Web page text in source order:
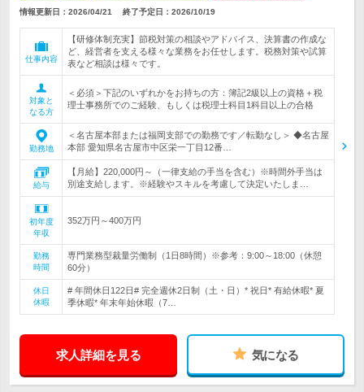
情報更新日：2026/04/21 終了予定日： 2026/10/19
仕事内容
【研修体制充実】節税対策の相談やアドバイス、決算書の作成な
ど、経営者を支える様々な業務をお任せします。税務対策や試算
表など相談は様々です。
対象と
なる方
＜必須＞下記のいずれかをお持ちの方：簿記2級以上の資格＋税
理士事務所でのご経験、もしくは税理士科目1科目以上の合格
勤務地
＜名古屋本部または福岡支部での勤務です／転勤なし＞ ◆名古屋
本部 愛知県名古屋市中区栄一丁目12番…
給与
【月給】220,000円～（一律支給の手当を含む）※時間外手当は
別途支給します。※経験やスキルを考慮して決定いたしま…
初年度
年収
352万円～400万円
勤務
時間
専門業務型裁量労働制（1日8時間）※参考：9:00～18:00（休憩
60分）
休日
休暇
# 年間休日122日# 完全週休2日制（土・日）* 祝日* 有給休暇* 夏
季休暇* 年末年始休暇（7…
求人詳細を見る 気になる